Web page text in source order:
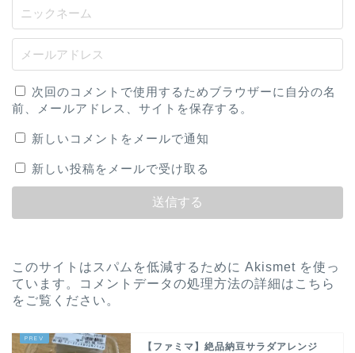
次回のコメントで使用するためブラウザーに自分の名
前、メールアドレス、サイトを保存する。
新しいコメントをメールで通知
新しい投稿をメールで受け取る
このサイトはスパムを低減するために Akismet を使っ
ています。
コメントデータの処理方法の詳細はこちら
をご覧ください 。
【ファミマ】絶品納豆サラダアレンジ